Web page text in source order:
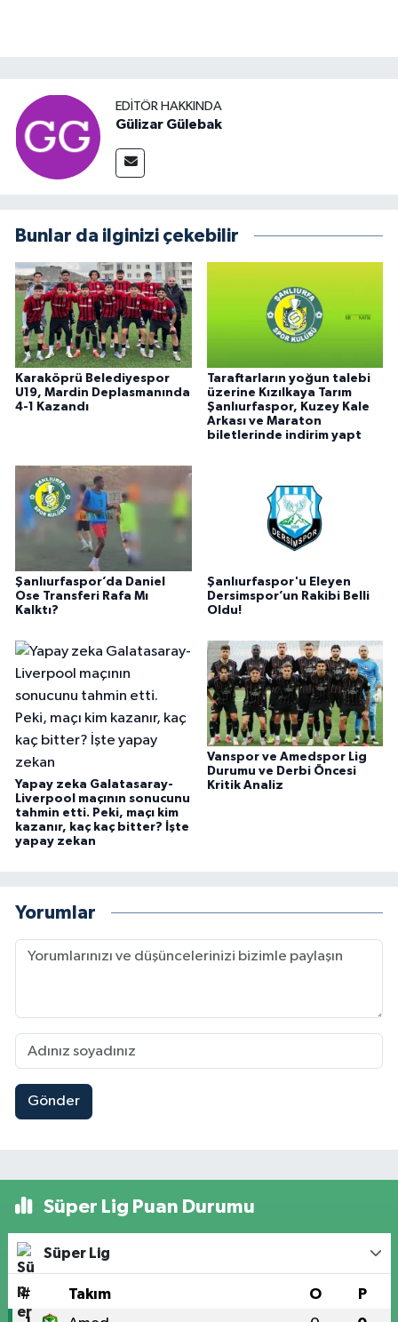
EDITÖR HAKKINDA
Gülizar Gülebak
Bunlar da ilginizi çekebilir
Karaköprü Belediyespor
U19, Mardin Deplasmanında
4-1 Kazandı
Taraftarların yoğun talebi
üzerine Kızılkaya Tarım
Şanlıurfaspor, Kuzey Kale
Arkası ve Maraton
biletlerinde indirim yapt
Şanlıurfaspor’da Daniel
Ose Transferi Rafa Mı
Kalktı?
Şanlıurfaspor'u Eleyen
Dersimspor’un Rakibi Belli
Oldu!
Yapay zeka Galatasaray-
Liverpool maçının sonucunu
tahmin etti. Peki, maçı kim
kazanır, kaç kaç bitter? İşte
yapay zekan
Vanspor ve Amedspor Lig
Durumu ve Derbi Öncesi
Kritik Analiz
Yorumlar
Gönder
Süper Lig Puan Durumu
Süper Lig
# Takım O P